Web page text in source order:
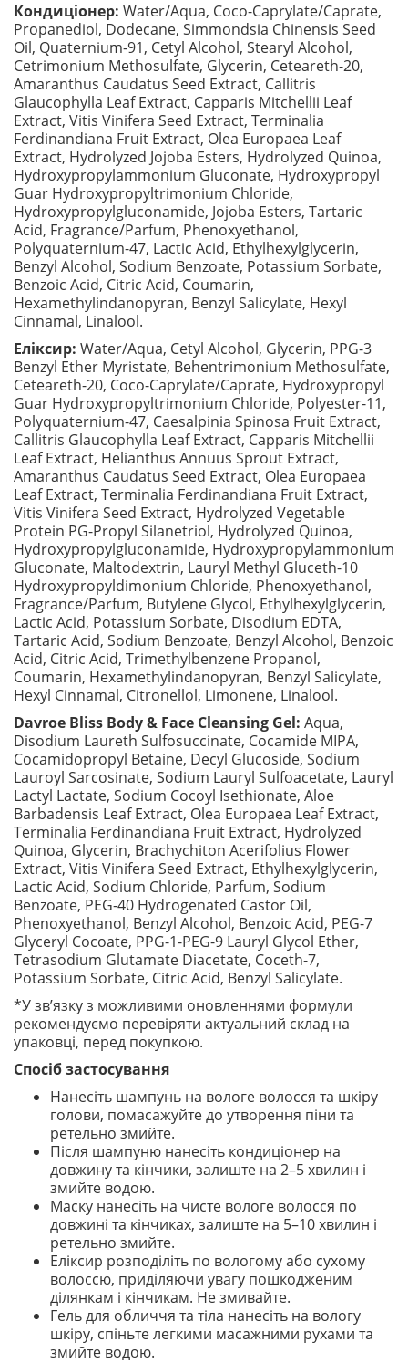
Кондиціонер: Water/Aqua, Coco-Caprylate/Caprate,
Propanediol, Dodecane, Simmondsia Chinensis Seed
Oil, Quaternium-91, Cetyl Alcohol, Stearyl Alcohol,
Cetrimonium Methosulfate, Glycerin, Ceteareth-20,
Amaranthus Caudatus Seed Extract, Callitris
Glaucophylla Leaf Extract, Capparis Mitchellii Leaf
Extract, Vitis Vinifera Seed Extract, Terminalia
Ferdinandiana Fruit Extract, Olea Europaea Leaf
Extract, Hydrolyzed Jojoba Esters, Hydrolyzed Quinoa,
Hydroxypropylammonium Gluconate, Hydroxypropyl
Guar Hydroxypropyltrimonium Chloride,
Hydroxypropylgluconamide, Jojoba Esters, Tartaric
Acid, Fragrance/Parfum, Phenoxyethanol,
Polyquaternium-47, Lactic Acid, Ethylhexylglycerin,
Benzyl Alcohol, Sodium Benzoate, Potassium Sorbate,
Benzoic Acid, Citric Acid, Coumarin,
Hexamethylindanopyran, Benzyl Salicylate, Hexyl
Cinnamal, Linalool.
Еліксир: Water/Aqua, Cetyl Alcohol, Glycerin, PPG-3
Benzyl Ether Myristate, Behentrimonium Methosulfate,
Ceteareth-20, Coco-Caprylate/Caprate, Hydroxypropyl
Guar Hydroxypropyltrimonium Chloride, Polyester-11,
Polyquaternium-47, Caesalpinia Spinosa Fruit Extract,
Callitris Glaucophylla Leaf Extract, Capparis Mitchellii
Leaf Extract, Helianthus Annuus Sprout Extract,
Amaranthus Caudatus Seed Extract, Olea Europaea
Leaf Extract, Terminalia Ferdinandiana Fruit Extract,
Vitis Vinifera Seed Extract, Hydrolyzed Vegetable
Protein PG-Propyl Silanetriol, Hydrolyzed Quinoa,
Hydroxypropylgluconamide, Hydroxypropylammonium
Gluconate, Maltodextrin, Lauryl Methyl Gluceth-10
Hydroxypropyldimonium Chloride, Phenoxyethanol,
Fragrance/Parfum, Butylene Glycol, Ethylhexylglycerin,
Lactic Acid, Potassium Sorbate, Disodium EDTA,
Tartaric Acid, Sodium Benzoate, Benzyl Alcohol, Benzoic
Acid, Citric Acid, Trimethylbenzene Propanol,
Coumarin, Hexamethylindanopyran, Benzyl Salicylate,
Hexyl Cinnamal, Citronellol, Limonene, Linalool.
Davroe Bliss Body & Face Cleansing Gel: Aqua,
Disodium Laureth Sulfosuccinate, Cocamide MIPA,
Cocamidopropyl Betaine, Decyl Glucoside, Sodium
Lauroyl Sarcosinate, Sodium Lauryl Sulfoacetate, Lauryl
Lactyl Lactate, Sodium Cocoyl Isethionate, Aloe
Barbadensis Leaf Extract, Olea Europaea Leaf Extract,
Terminalia Ferdinandiana Fruit Extract, Hydrolyzed
Quinoa, Glycerin, Brachychiton Acerifolius Flower
Extract, Vitis Vinifera Seed Extract, Ethylhexylglycerin,
Lactic Acid, Sodium Chloride, Parfum, Sodium
Benzoate, PEG-40 Hydrogenated Castor Oil,
Phenoxyethanol, Benzyl Alcohol, Benzoic Acid, PEG-7
Glyceryl Cocoate, PPG-1-PEG-9 Lauryl Glycol Ether,
Tetrasodium Glutamate Diacetate, Coceth-7,
Potassium Sorbate, Citric Acid, Benzyl Salicylate.
*У зв’язку з можливими оновленнями формули
рекомендуємо перевіряти актуальний склад на
упаковці, перед покупкою.
Спосіб застосування
Нанесіть шампунь на вологе волосся та шкіру
голови, помасажуйте до утворення піни та
ретельно змийте.
Після шампуню нанесіть кондиціонер на
довжину та кінчики, залиште на 2–5 хвилин і
змийте водою.
Маску нанесіть на чисте вологе волосся по
довжині та кінчиках, залиште на 5–10 хвилин і
ретельно змийте.
Еліксир розподіліть по вологому або сухому
волоссю, приділяючи увагу пошкодженим
ділянкам і кінчикам. Не змивайте.
Гель для обличчя та тіла нанесіть на вологу
шкіру, спіньте легкими масажними рухами та
змийте водою.